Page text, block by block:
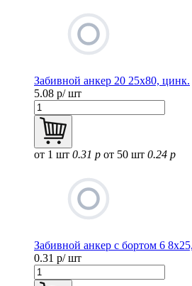
Забивной анкер 20 25х80, цинк.
5.08 р/ шт
от 1 шт 0.31 р от 50 шт 0.24 р
Забивной анкер с бортом 6
0.31 р/ шт